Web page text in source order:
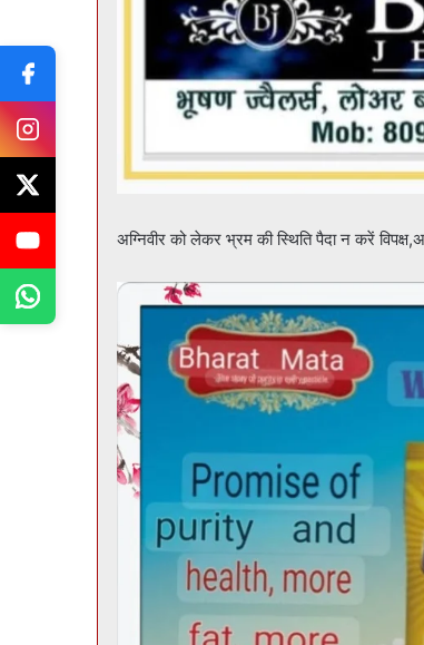
अग्निवीर को लेकर भ्रम की स्थिति पैदा न करें